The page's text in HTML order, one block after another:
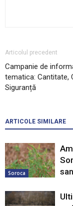
Articolul precedent
Campanie de
tematica: Cantitate,
Siguranță
ARTICOLE SIMILARE
Soroca